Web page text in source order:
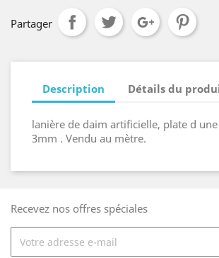
Partager
Description Détails du
lanière de daim artificielle, plate d
3mm . Vendu au mètre.
Recevez nos offres spéciales